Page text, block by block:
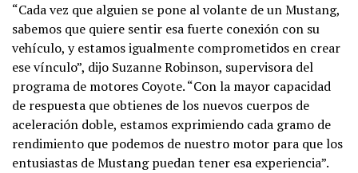
“Cada vez que alguien se pone al volante de un Mustang,
sabemos que quiere sentir esa fuerte conexión con su
vehículo, y estamos igualmente comprometidos en crear
ese vínculo”, dijo Suzanne Robinson, supervisora ​​del
programa de motores Coyote. “Con la mayor capacidad
de respuesta que obtienes de los nuevos cuerpos de
aceleración doble, estamos exprimiendo cada gramo de
rendimiento que podemos de nuestro motor para que los
entusiastas de Mustang puedan tener esa experiencia”.